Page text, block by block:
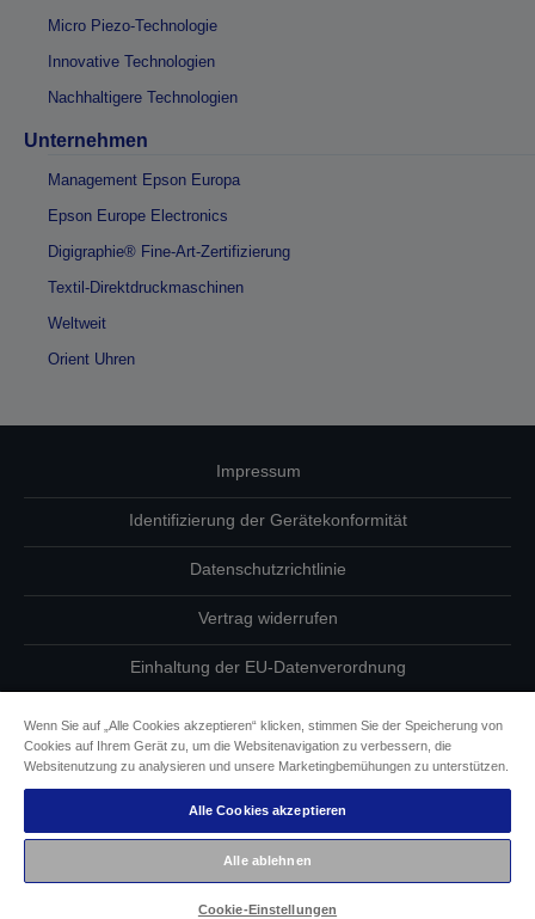
Micro Piezo-Technologie
Innovative Technologien
Nachhaltigere Technologien
Unternehmen
Management Epson Europa
Epson Europe Electronics
Digigraphie® Fine-Art-Zertifizierung
Textil-Direktdruckmaschinen
Weltweit
Orient Uhren
Impressum
Identifizierung der Gerätekonformität
Datenschutzrichtlinie
Vertrag widerrufen
Einhaltung der EU-Datenverordnung
Informationen zu Cookies
Epson Engagement für Barrierefreiheit
Copyright © 2026 Seiko Epson
Wenn Sie auf „Alle Cookies akzeptieren“ klicken, stimmen Sie der Speicherung von
Cookies auf Ihrem Gerät zu, um die Websitenavigation zu verbessern, die
Websitenutzung zu analysieren und unsere Marketingbemühungen zu unterstützen.
Alle Cookies akzeptieren
Alle ablehnen
Cookie-Einstellungen